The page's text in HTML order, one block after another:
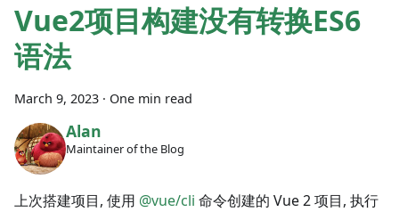
Vue2项目构建没有转换ES6
语法
March 9, 2023 · One min read
Alan
Maintainer of the Blog
上次搭建项目, 使用 @vue/cli 命令创建的 Vue 2 项目, 执行